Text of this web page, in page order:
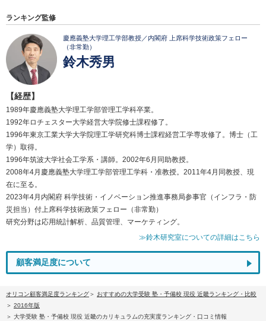
ランキング監修
慶應義塾大学理工学部教授／内閣府 上席科学技術政策フェロー
（非常勤）
鈴木秀男
【経歴】
1989年慶應義塾大学理工学部管理工学科卒業。
1992年ロチェスター大学経営大学院修士課程修了。
1996年東京工業大学大学院理工学研究科博士課程経営工学専攻修了。博士（工
学）取得。
1996年筑波大学社会工学系・講師。2002年6月同助教授。
2008年4月慶應義塾大学理工学部管理工学科・准教授。2011年4月同教授、現
在に至る。
2023年4月内閣府 科学技術・イノベーション推進事務局参事官（インフラ・防
災担当）付上席科学技術政策フェロー（非常勤）
研究分野は応用統計解析、品質管理、マーケティング。
≫鈴木研究室についての詳細はこちら
顧客満足度について
オリコン顧客満足度ランキング
おすすめの大学受験 塾・予備校 現役 近畿ランキング・比較
2016年版
大学受験 塾・予備校 現役 近畿のカリキュラムの充実度ランキング・口コミ情報